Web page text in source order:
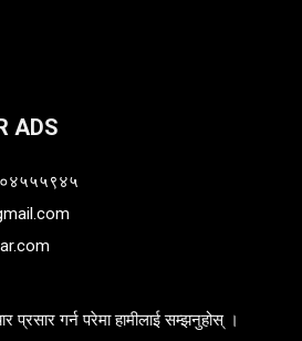
ADS
प्रसार गर्न परेमा हामीलाई सम्झनुहोस् ।